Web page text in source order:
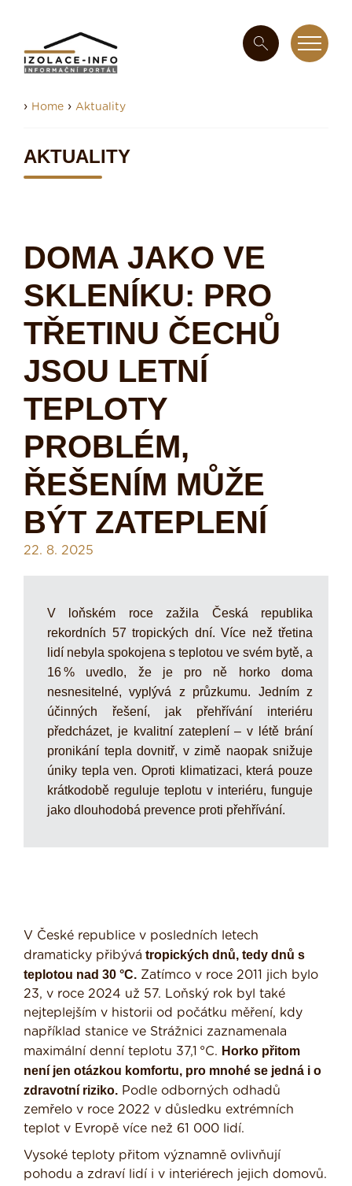
› Home › Aktuality
AKTUALITY
DOMA JAKO VE
SKLENÍKU: PRO
TŘETINU ČECHŮ
JSOU LETNÍ
TEPLOTY
PROBLÉM,
ŘEŠENÍM MŮŽE
BÝT ZATEPLENÍ
22. 8. 2025
V loňském roce zažila Česká republika
rekordních 57 tropických dní. Více než třetina
lidí nebyla spokojena s teplotou ve svém bytě, a
16 % uvedlo, že je pro ně horko doma
nesnesitelné, vyplývá z průzkumu. Jedním z
účinných řešení, jak přehřívání interiéru
předcházet, je kvalitní zateplení – v létě brání
pronikání tepla dovnitř, v zimě naopak snižuje
úniky tepla ven. Oproti klimatizaci, která pouze
krátkodobě reguluje teplotu v interiéru, funguje
jako dlouhodobá prevence proti přehřívání.
V České republice v posledních letech
dramaticky přibývá tropických dnů, tedy dnů s
teplotou nad 30 °C. Zatímco v roce 2011 jich bylo
23, v roce 2024 už 57. Loňský rok byl také
nejteplejším v historii od počátku měření, kdy
například stanice ve Strážnici zaznamenala
maximální denní teplotu 37,1 °C. Horko přitom
není jen otázkou komfortu, pro mnohé se jedná i o
zdravotní riziko. Podle odborných odhadů
zemřelo v roce 2022 v důsledku extrémních
teplot v Evropě více než 61 000 lidí.
Vysoké teploty přitom významně ovlivňují
pohodu a zdraví lidí i v interiérech jejich domovů.